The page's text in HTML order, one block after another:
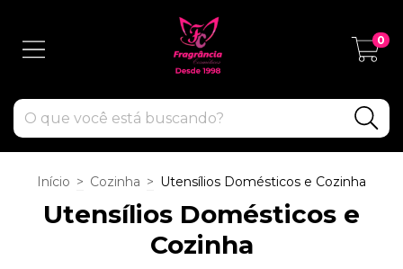
0
Início > Cozinha > Utensílios Domésticos e Cozinha
Utensílios Domésticos e
Cozinha